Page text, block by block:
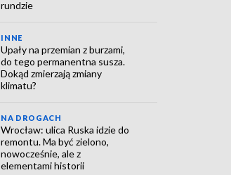
rundzie
INNE
Upały na przemian z burzami,
do tego permanentna susza.
Dokąd zmierzają zmiany
klimatu?
NA DROGACH
Wrocław: ulica Ruska idzie do
remontu. Ma być zielono,
nowocześnie, ale z
elementami historii